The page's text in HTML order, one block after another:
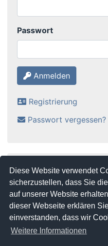
Diese Website verwendet
sicherzustellen, dass Sie
auf unserer Website
dieser Webseite erklären
einverstanden, dass wir
Weitere Informationen
Passwort
Anmelden
Registrierung
Passwort vergessen?
Es stehen keine
Verfügung. Melden Sie
Ankündigungen zu